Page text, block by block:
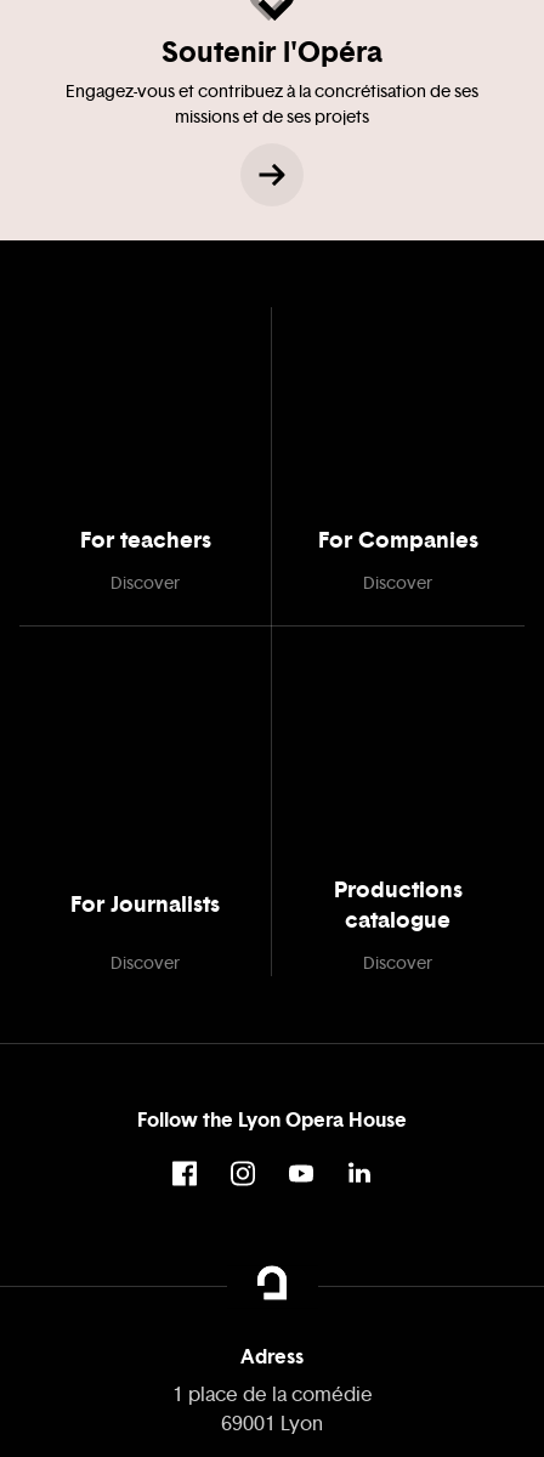
Soutenir l'Opéra
Engagez-vous et contribuez à la concrétisation de ses
missions et de ses projets
For teachers
Discover
For Companies
Discover
For Journalists
Discover
Productions
catalogue
Discover
Follow the Lyon Opera House
Adress
1 place de la comédie
69001 Lyon